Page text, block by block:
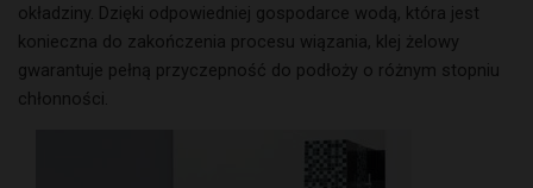
okładziny. Dzięki odpowiedniej gospodarce wodą, która jest
konieczna do zakończenia procesu wiązania, klej żelowy
gwarantuje pełną przyczepność do podłoży o różnym stopniu
chłonności.